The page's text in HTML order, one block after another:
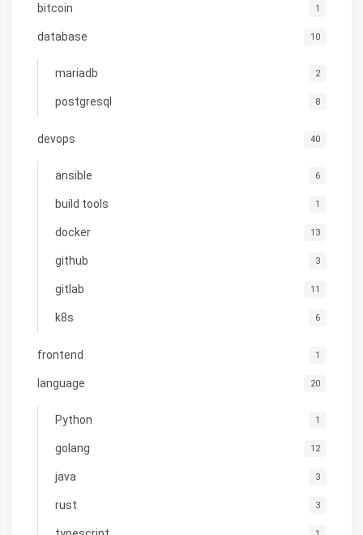
bitcoin 1
database 10
mariadb 2
postgresql 8
devops 40
ansible 6
build tools 1
docker 13
github 3
gitlab 11
k8s 6
frontend 1
language 20
Python 1
golang 12
java 3
rust 3